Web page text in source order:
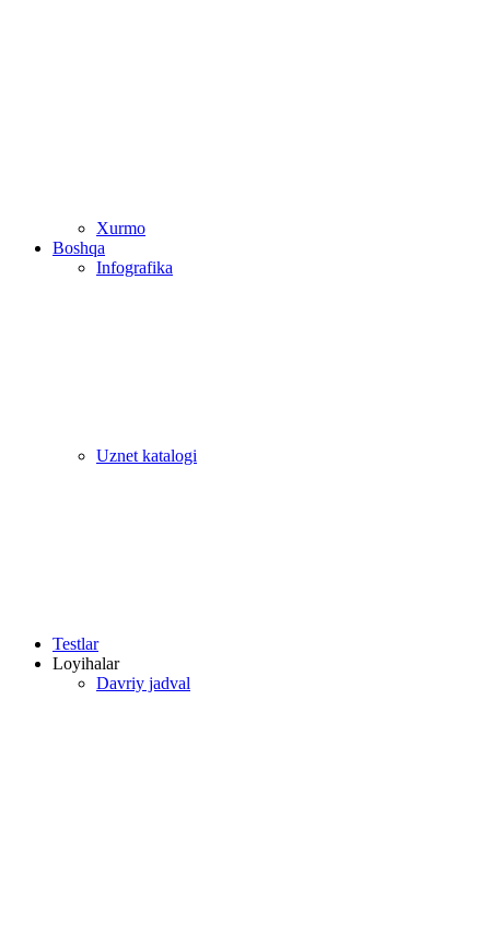
Xurmo
Boshqa
Infografika
Uznet katalogi
Testlar
Loyihalar
Davriy jadval